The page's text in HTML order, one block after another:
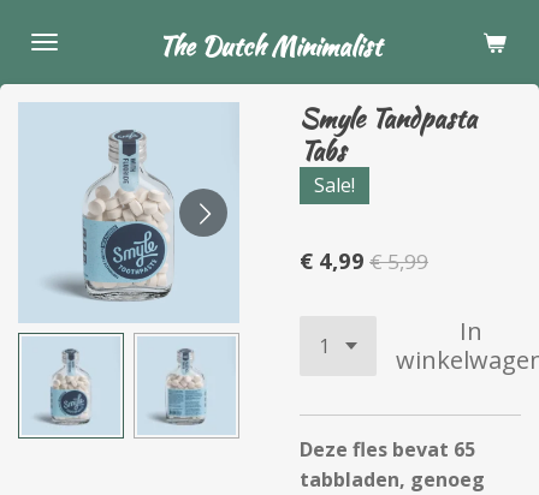
direct
naar
hoofdinhoud
The Dutch Minimalist
Smyle Tandpasta
Tabs
Sale!
€ 4,99 € 5,99
In
Deze fles bevat 65
tabbladen, genoeg